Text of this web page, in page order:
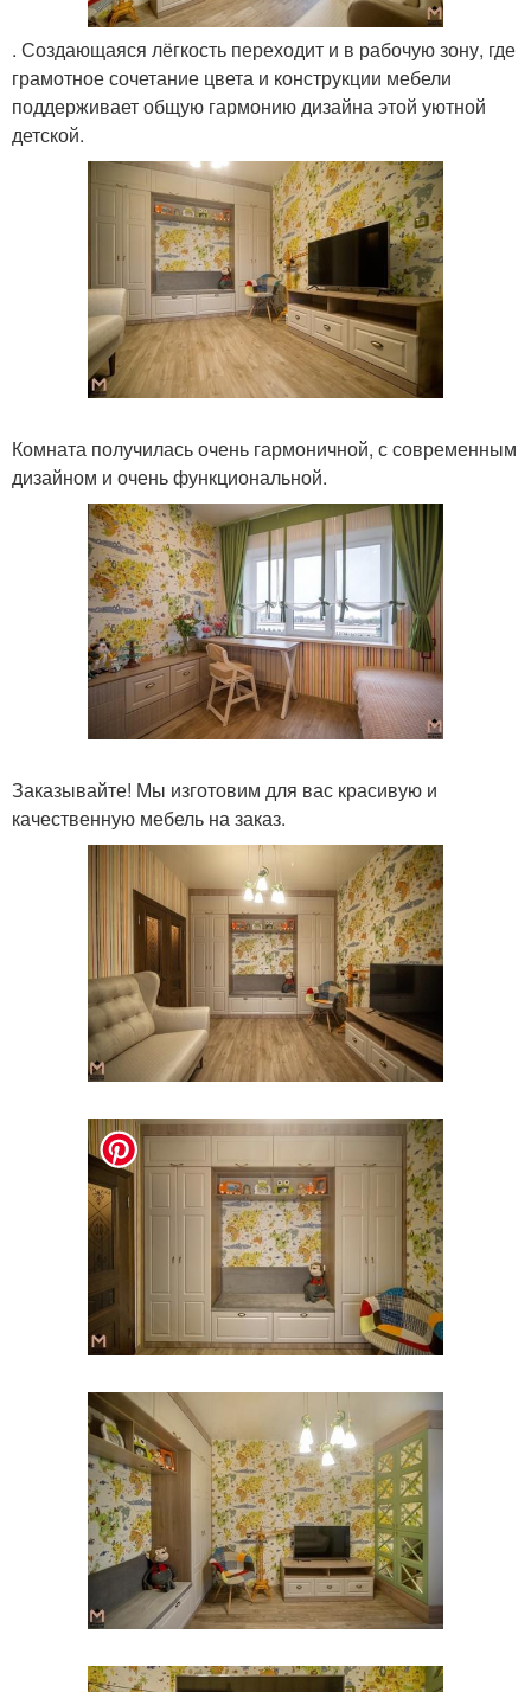
. Создающаяся лёгкость переходит и в рабочую зону, где
грамотное сочетание цвета и конструкции мебели
поддерживает общую гармонию дизайна этой уютной
детской.
Комната получилась очень гармоничной, с современным
дизайном и очень функциональной.
Заказывайте! Мы изготовим для вас красивую и
качественную мебель на заказ.